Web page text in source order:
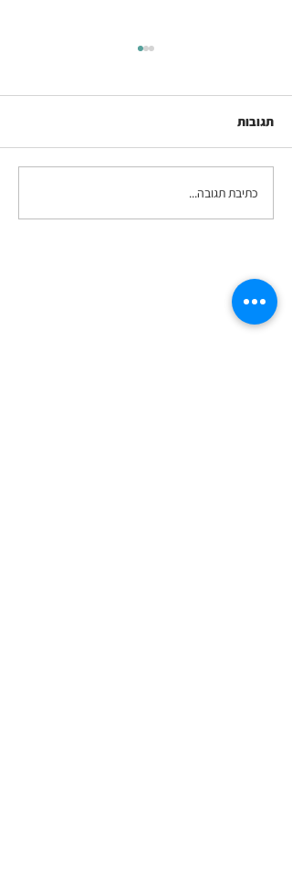
המתקצבת: יד על התקציב -
תגובות
כתיבת תגובה...